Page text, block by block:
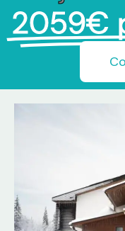
2059€